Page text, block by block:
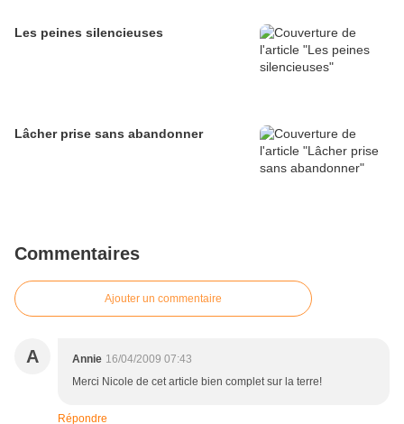
Les peines silencieuses
Lâcher prise sans abandonner
Commentaires
Ajouter un commentaire
A Annie 16/04/2009 07:43
Merci Nicole de cet article bien complet sur la terre!
Répondre